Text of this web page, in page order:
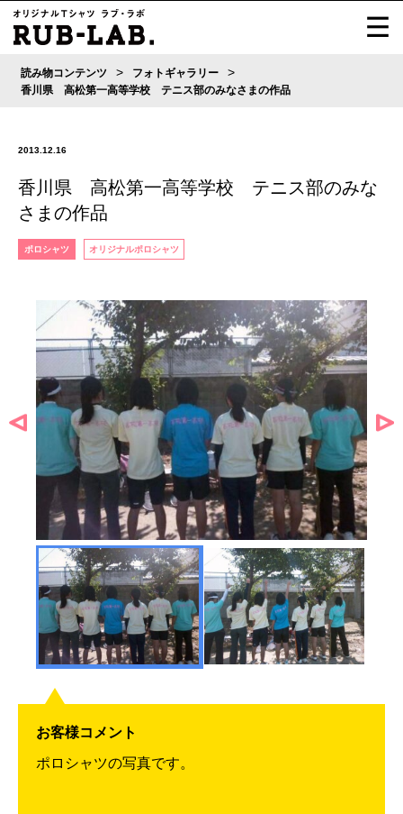
読み物コンテンツ > フォトギャラリー >
香川県 高松第一高等学校 テニス部のみなさまの作品
2013.12.16
香川県 高松第一高等学校 テニス部のみな
さまの作品
ポロシャツ オリジナルポロシャツ
お客様コメント
ポロシャツの写真です。